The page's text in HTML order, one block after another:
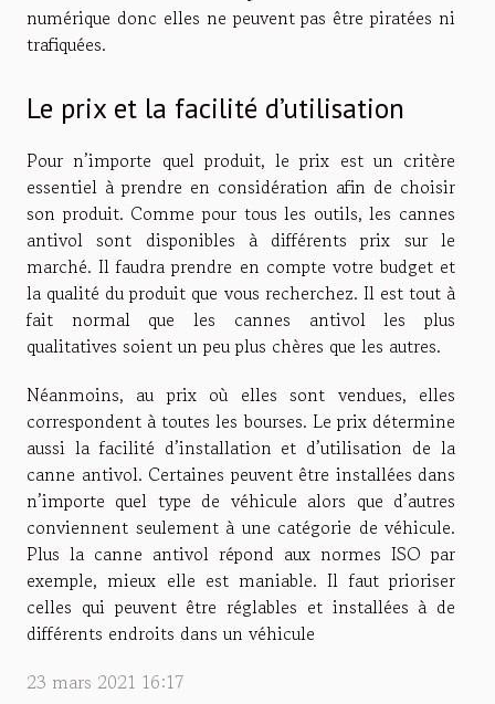
numérique donc elles ne peuvent pas être piratées ni
trafiquées.
Le prix et la facilité d’utilisation
Pour n’importe quel produit, le prix est un critère
essentiel à prendre en considération afin de choisir
son produit. Comme pour tous les outils, les cannes
antivol sont disponibles à différents prix sur le
marché. Il faudra prendre en compte votre budget et
la qualité du produit que vous recherchez. Il est tout à
fait normal que les cannes antivol les plus
qualitatives soient un peu plus chères que les autres.
Néanmoins, au prix où elles sont vendues, elles
correspondent à toutes les bourses. Le prix détermine
aussi la facilité d’installation et d’utilisation de la
canne antivol. Certaines peuvent être installées dans
n’importe quel type de véhicule alors que d’autres
conviennent seulement à une catégorie de véhicule.
Plus la canne antivol répond aux normes ISO par
exemple, mieux elle est maniable. Il faut prioriser
celles qui peuvent être réglables et installées à de
différents endroits dans un véhicule
23 mars 2021 16:17